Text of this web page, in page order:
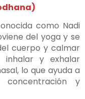
como Nadi
del yoga y se
cuerpo y calmar
inhalar y exhalar
lo que ayuda a
y